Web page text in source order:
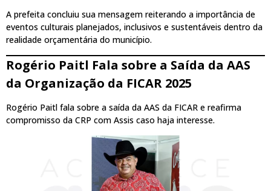
A prefeita concluiu sua mensagem reiterando a importância de
eventos culturais planejados, inclusivos e sustentáveis dentro da
realidade orçamentária do município.
Rogério Paitl Fala sobre a Saída da AAS
da Organização da FICAR 2025
Rogério Paitl fala sobre a saída da AAS da FICAR e reafirma
compromisso da CRP com Assis caso haja interesse.